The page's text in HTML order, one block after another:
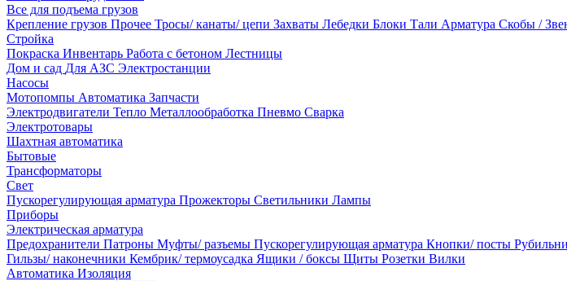
Все для подъема грузов
Крепление грузов Прочее Тросы/ канаты/ цепи Захваты Лебедки Блоки Тали Арматура Скобы /
Стройка
Покраска Инвентарь Работа с бетоном Лестницы
Дом и сад Для АЗС Электростанции
Насосы
Мотопомпы Автоматика Запчасти
Электродвигатели Тепло Металлообработка Пневмо Сварка
Электротовары
Шахтная автоматика
Бытовые
Трансформаторы
Свет
Пускорегулирующая арматура Прожекторы Светильники Лампы
Приборы
Электрическая арматура
Предохранители Патроны Муфты/ разъемы Пускорегулирующая арматура Кнопки/ посты
Гильзы/ наконечники Кембрик/ термоусадка Ящики / боксы Щиты Розетки Вилки
Автоматика Изоляция